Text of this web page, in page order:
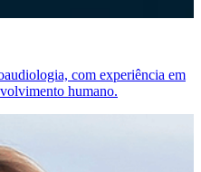
com experiência em
humano.